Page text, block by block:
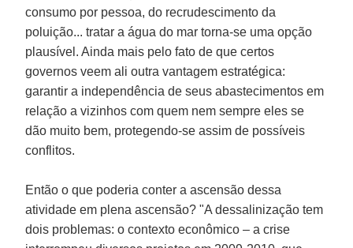
consumo por pessoa, do recrudescimento da
poluição... tratar a água do mar torna-se uma opção
plausível. Ainda mais pelo fato de que certos
governos veem ali outra vantagem estratégica:
garantir a independência de seus abastecimentos em
relação a vizinhos com quem nem sempre eles se
dão muito bem, protegendo-se assim de possíveis
conflitos.
Então o que poderia conter a ascensão dessa
atividade em plena ascensão? "A dessalinização tem
dois problemas: o contexto econômico – a crise